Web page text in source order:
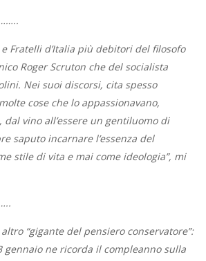
Fratelli d’Italia più debitori del filosofo
Roger Scruton che del socialista
Nei suoi discorsi, cita spesso
cose che lo appassionavano,
dal vino all’essere un gentiluomo di
saputo incarnare l’essenza del
stile di vita e mai come ideologia”, mi
“gigante del pensiero conservatore”:
gennaio ne ricorda il compleanno sulla